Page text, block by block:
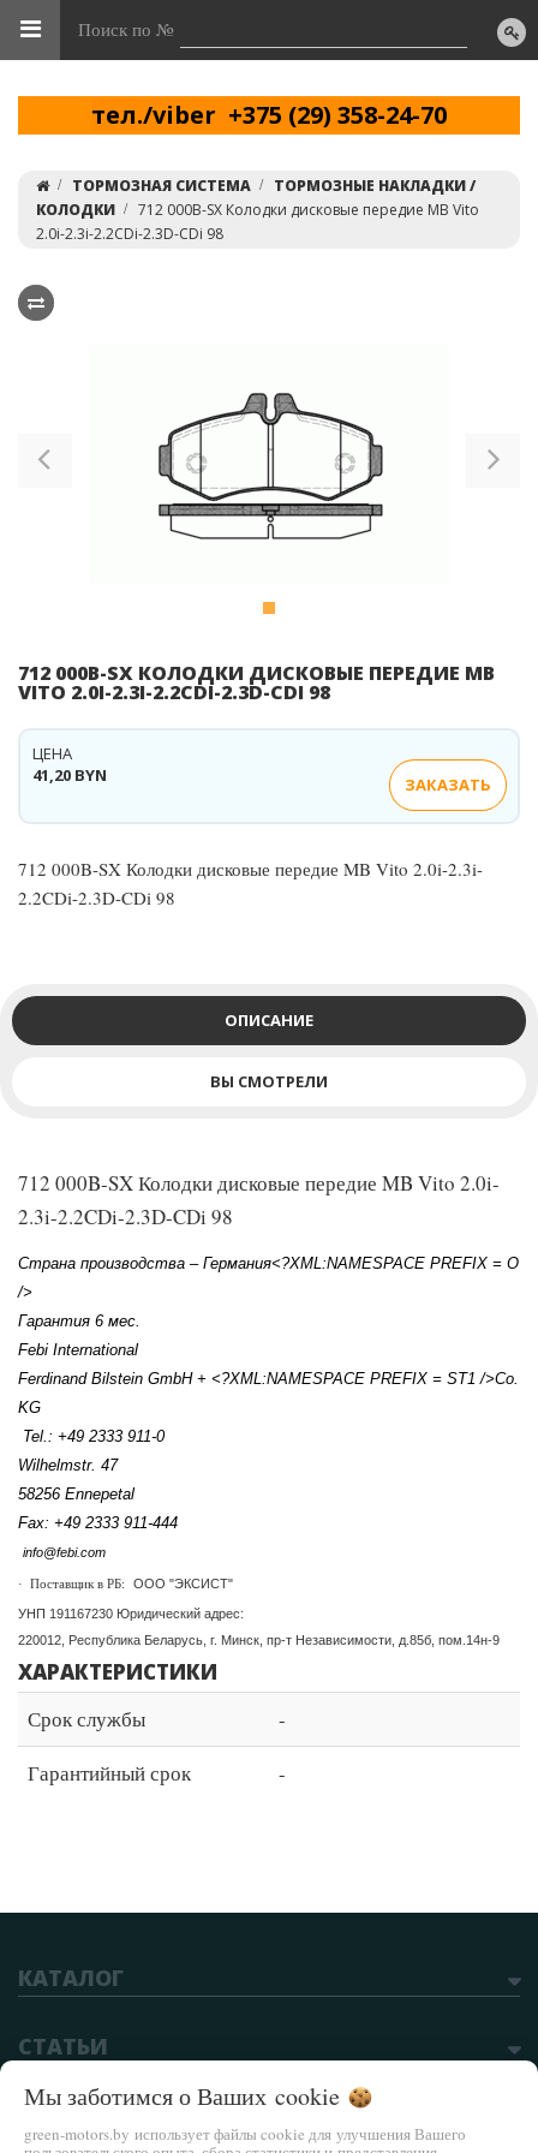
Поиск по №
тел./viber +375 (29) 358-24-70
ТОРМОЗНАЯ СИСТЕМА
ТОРМОЗНЫЕ НАКЛАДКИ /
КОЛОДКИ
712 000B-SX Колодки дисковые передие MB Vito
2.0i-2.3i-2.2CDi-2.3D-CDi 98
712 000B-SX КОЛОДКИ ДИСКОВЫЕ ПЕРЕДИЕ MB
VITO 2.0I-2.3I-2.2CDI-2.3D-CDI 98
41,20 BYN
ЦЕНА
ЗАКАЗАТЬ
712 000B-SX Колодки дисковые передие MB Vito 2.0i-2.3i-
2.2CDi-2.3D-CDi 98
ОПИСАНИЕ
ВЫ СМОТРЕЛИ
712 000B-SX Колодки дисковые передие MB Vito 2.0i-
2.3i-2.2CDi-2.3D-CDi 98
Страна производства – Германия<?XML:NAMESPACE PREFIX = O
/>
Гарантия 6 мес.
Febi International
Ferdinand Bilstein GmbH + <?XML:NAMESPACE PREFIX = ST1 />Co.
KG
Tel.: +49 2333 911-0
Wilhelmstr. 47
58256 Ennepetal
Fax: +49 2333 911-444
info@febi.com
· Поставщик в РБ: ООО "ЭКСИСТ"
УНП 191167230 Юридический адрес:
220012, Республика Беларусь, г. Минск, пр-т Независимости, д.85б, пом.14н-9
ХАРАКТЕРИСТИКИ
Срок службы
-
Гарантийный срок
-
КАТАЛОГ
СТАТЬИ
Мы заботимся о Ваших cookie
green-motors.by использует файлы cookie для улучшения Вашего